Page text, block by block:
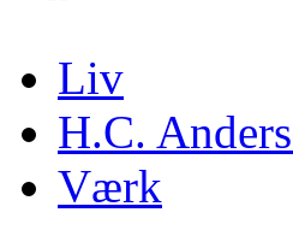
Liv
H.C.
Værk